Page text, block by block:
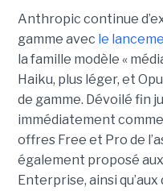
Anthropic continue
gamme avec le
la famille modèle «
Haiku, plus léger, et
de gamme. Dévoilé fin
immédiatement
offres Free et Pro de
également proposé
Enterprise, ainsi